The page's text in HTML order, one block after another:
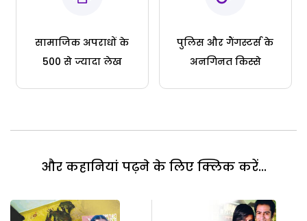
सामाजिक अपराधों के
500 से ज्यादा लेख
पुलिस और गैंगस्टर्स के
अनगिनत किस्से
और कहानियां पढ़ने के लिए क्लिक करें...